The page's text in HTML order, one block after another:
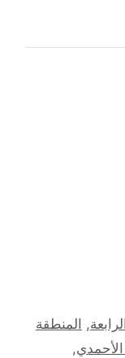
, المنطقة
,